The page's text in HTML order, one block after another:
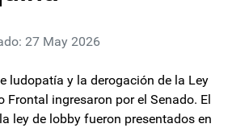
27 May 2026
ludopatía y la derogación de la Ley
Frontal ingresaron por el Senado. El
ley de lobby fueron presentados en